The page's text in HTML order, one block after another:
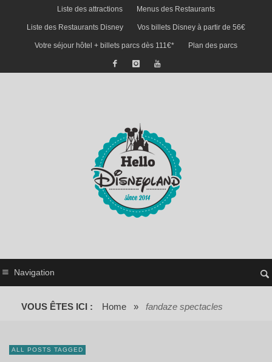
Liste des attractions Menus des Restaurants
Liste des Restaurants Disney Vos billets Disney à partir de 56€
Votre séjour hôtel + billets parcs dès 111€* Plan des parcs
Navigation
VOUS ÊTES ICI : Home » fandaze spectacles
ALL POSTS TAGGED